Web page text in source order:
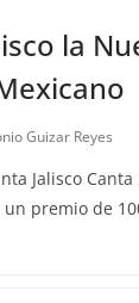
la
Guizar Reyes
Jalisco Canta
premio de